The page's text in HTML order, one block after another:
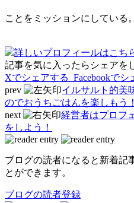
ことをミッションにしている。
詳しいプロフィールはこち
記事を気に入ったらシェアを
Xでシェアする Facebookでシ
prev
イルサルト的美
のでおうちごはんを楽しもう！
next
経営者はプロフ
をしよう！
ブログの読者になると新着記
とができます。
ブログの読者登録